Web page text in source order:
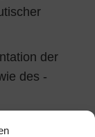
der
des -